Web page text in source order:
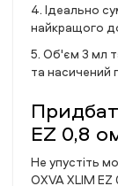
4. Ідеально
найкращого
5. Об'єм 3 мл
та насичений
EZ 0,8
Не упустіть
OXVA XLIM